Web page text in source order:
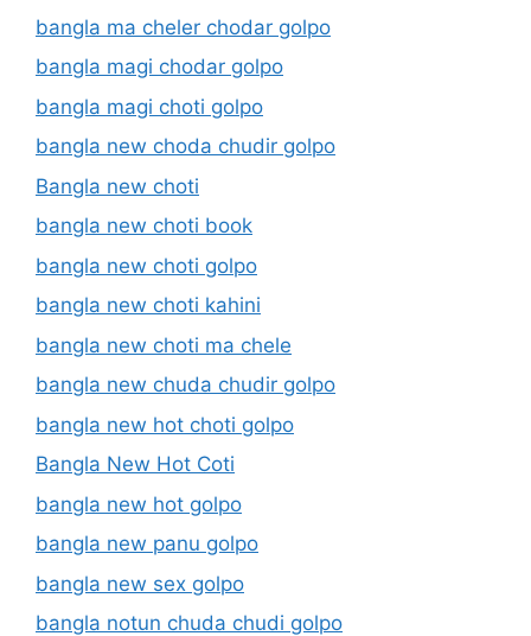
bangla ma cheler chodar golpo
bangla magi chodar golpo
bangla magi choti golpo
bangla new choda chudir golpo
Bangla new choti
bangla new choti book
bangla new choti golpo
bangla new choti kahini
bangla new choti ma chele
bangla new chuda chudir golpo
bangla new hot choti golpo
Bangla New Hot Coti
bangla new hot golpo
bangla new panu golpo
bangla new sex golpo
bangla notun chuda chudi golpo